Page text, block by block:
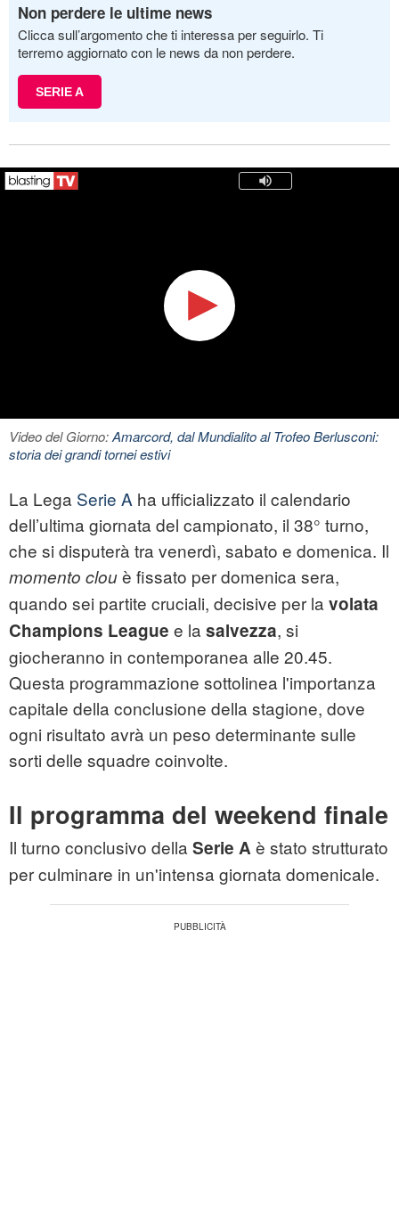
Non perdere le ultime news
Clicca sull’argomento che ti interessa per seguirlo. Ti
terremo aggiornato con le news da non perdere.
SERIE A
Video del Giorno:Amarcord, dal Mundialito al Trofeo Berlusconi:
storia dei grandi tornei estivi
La Lega Serie A ha ufficializzato il calendario
dell’ultima giornata del campionato, il 38° turno,
che si disputerà tra venerdì, sabato e domenica. Il
momento clouè fissato per domenica sera,
quando sei partite cruciali, decisive per la volata
Champions League e la salvezza, si
giocheranno in contemporanea alle 20.45.
Questa programmazione sottolinea l'importanza
capitale della conclusione della stagione, dove
ogni risultato avrà un peso determinante sulle
sorti delle squadre coinvolte.
Il programma del weekend finale
Il turno conclusivo della Serie Aè stato strutturato
per culminare in un'intensa giornata domenicale.